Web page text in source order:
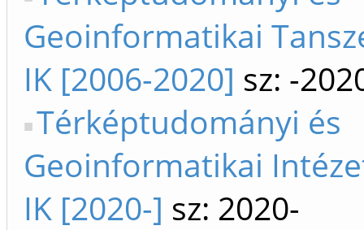
Geoinformatikai
IK [2006-2020] sz: -
Térképtudományi és
Geoinformatikai
IK [2020-] sz: 2020-